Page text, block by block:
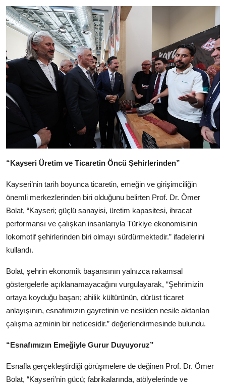
“Kayseri Üretim ve Ticaretin Öncü Şehirlerinden”
Kayseri’nin tarih boyunca ticaretin, emeğin ve girişimciliğin
önemli merkezlerinden biri olduğunu belirten Prof. Dr. Ömer
Bolat, “Kayseri; güçlü sanayisi, üretim kapasitesi, ihracat
performansı ve çalışkan insanlarıyla Türkiye ekonomisinin
lokomotif şehirlerinden biri olmayı sürdürmektedir.” ifadelerini
kullandı.
Bolat, şehrin ekonomik başarısının yalnızca rakamsal
göstergelerle açıklanamayacağını vurgulayarak, “Şehrimizin
ortaya koyduğu başarı; ahilik kültürünün, dürüst ticaret
anlayışının, esnafımızın gayretinin ve nesilden nesile aktarılan
çalışma azminin bir neticesidir.” değerlendirmesinde bulundu.
“Esnafımızın Emeğiyle Gurur Duyuyoruz”
Esnafla gerçekleştirdiği görüşmelere de değinen Prof. Dr. Ömer
Bolat, “Kayseri’nin gücü; fabrikalarında, atölyelerinde ve